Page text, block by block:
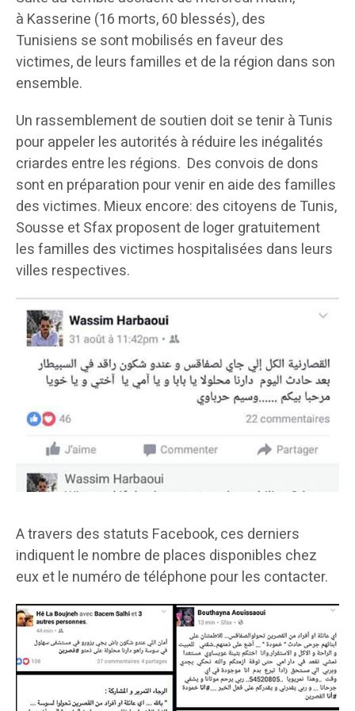
à Kasserine (16 morts, 60 blessés), des
Tunisiens se sont mobilisés en faveur des
victimes, de leurs familles et de la région dans son
ensemble.
Un rassemblement de soutien doit se tenir à Tunis
pour appeler les autorités à réduire les inégalités
criardes entre les régions. Des convois de dons
sont en préparation pour venir en aide des familles
des victimes. Mieux encore: des citoyens de Tunis,
Sousse et Sfax proposent de loger gratuitement
les familles des victimes hospitalisées dans leurs
villes respectives.
A travers des statuts Facebook, ces derniers
indiquent le nombre de places disponibles chez
eux et le numéro de téléphone pour les contacter.